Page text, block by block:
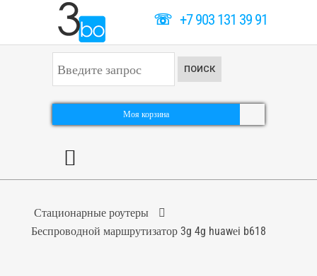
☏+7 903 131 39 91
к
а
ь
ПОИСК
Моя корзина
Стационарные роутеры
Беспроводной маршрутизатор 3g 4g huawеi b618